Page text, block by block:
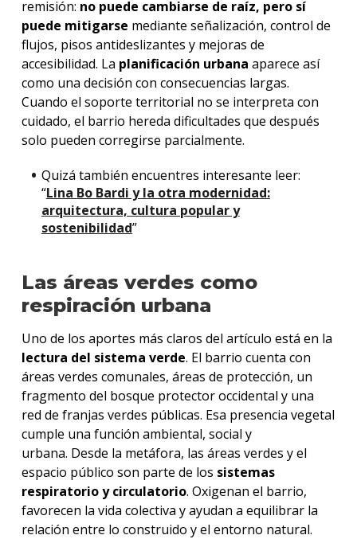
remisión: no puede cambiarse de raíz, pero sí
puede mitigarse mediante señalización, control de
flujos, pisos antideslizantes y mejoras de
accesibilidad. La planificación urbana aparece así
como una decisión con consecuencias largas.
Cuando el soporte territorial no se interpreta con
cuidado, el barrio hereda dificultades que después
solo pueden corregirse parcialmente.
Quizá también encuentres interesante leer:
“Lina Bo Bardi y la otra modernidad:
arquitectura, cultura popular y
sostenibilidad”
Las áreas verdes como
respiración urbana
Uno de los aportes más claros del artículo está en la
lectura del sistema verde. El barrio cuenta con
áreas verdes comunales, áreas de protección, un
fragmento del bosque protector occidental y una
red de franjas verdes públicas. Esa presencia vegetal
cumple una función ambiental, social y
urbana. Desde la metáfora, las áreas verdes y el
espacio público son parte de los sistemas
respiratorio y circulatorio. Oxigenan el barrio,
favorecen la vida colectiva y ayudan a equilibrar la
relación entre lo construido y el entorno natural.